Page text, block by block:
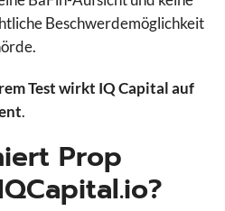
Beschwerdemöglichkeit
Test wirkt IQ Capital auf
.
Prop